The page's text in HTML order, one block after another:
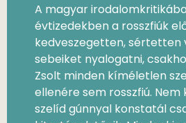
A magyar
évtizedekben a rosszfiúk
kedveszegetten, sértetten
sebeiket nyalogatni,
Zsolt minden kíméletlen
ellenére sem rosszfiú. Nem
szelíd gúnnyal konstatál